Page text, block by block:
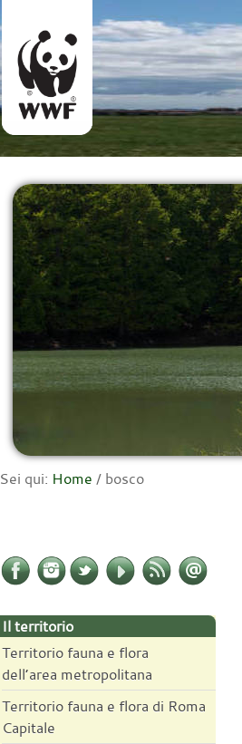
Sei qui: Home / bosco
Il territorio
Territorio fauna e flora
dell’area metropolitana
Territorio fauna e flora di Roma
Capitale